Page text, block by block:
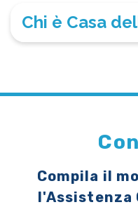
Chi è Casa
Compila il
l'Assistenza